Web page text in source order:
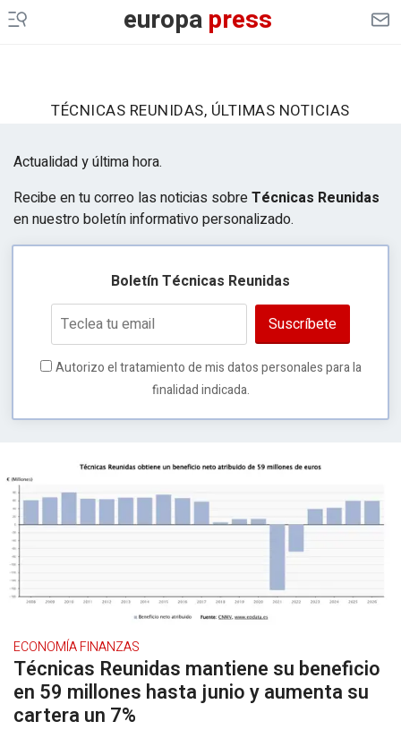
europapress
TÉCNICAS REUNIDAS, ÚLTIMAS NOTICIAS
Actualidad y última hora.
Recibe en tu correo las noticias sobreTécnicas Reunidas
en nuestro boletín informativo personalizado.
Boletín Técnicas Reunidas
Suscríbete
Autorizo el tratamiento de mis datos personales para la
finalidad indicada.
ECONOMÍA FINANZAS
Técnicas Reunidas mantiene su beneficio
en 59 millones hasta junio y aumenta su
cartera un 7%